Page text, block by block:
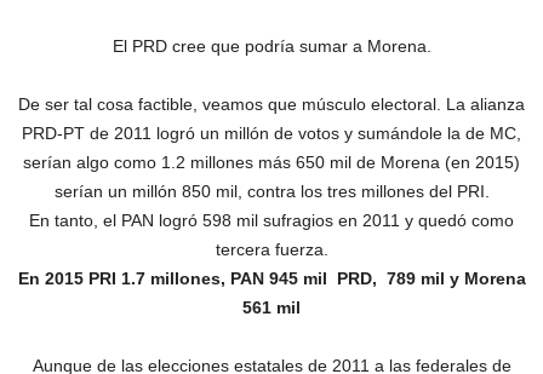
El PRD cree que podría sumar a Morena.
De ser tal cosa factible, veamos que músculo electoral. La alianza
PRD-PT de 2011 logró un millón de votos y sumándole la de MC,
serían algo como 1.2 millones más 650 mil de Morena (en 2015)
serían un millón 850 mil, contra los tres millones del PRI.
En tanto, el PAN logró 598 mil sufragios en 2011 y quedó como
tercera fuerza.
En 2015 PRI 1.7 millones, PAN 945 mil PRD, 789 mil y Morena
561 mil
Aunque de las elecciones estatales de 2011 a las federales de